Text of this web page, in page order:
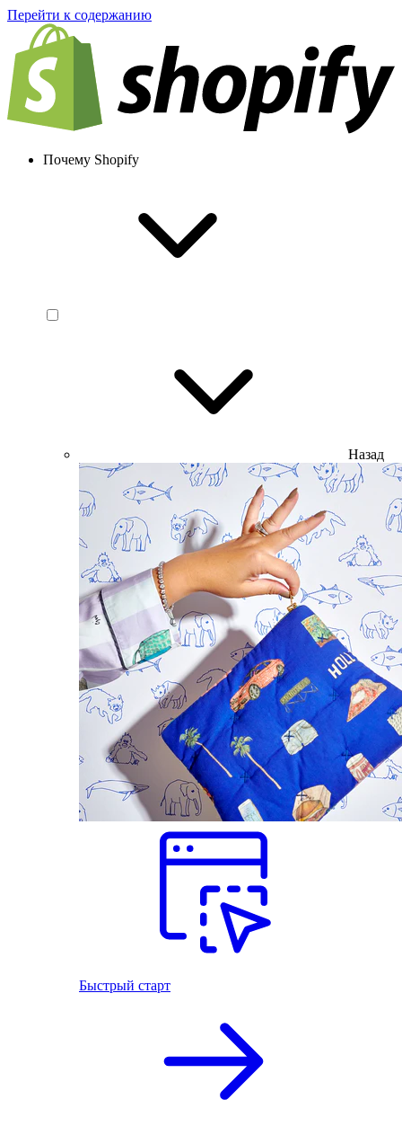
Перейти к содержанию
Почему Shopify
Назад
Быстрый старт